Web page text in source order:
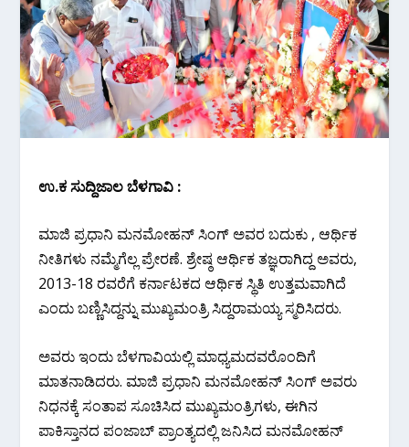
ಉ.ಕ ಸುದ್ದಿಜಾಲ ಬೆಳಗಾವಿ :
ಮಾಜಿ ಪ್ರಧಾನಿ ಮನಮೋಹನ್ ಸಿಂಗ್ ಅವರ ಬದುಕು , ಆರ್ಥಿಕ
ನೀತಿಗಳು ನಮ್ಮೆಗೆಲ್ಲ ಪ್ರೇರಣೆ. ಶ್ರೇಷ್ಠ ಆರ್ಥಿಕ ತಜ್ಞರಾಗಿದ್ದ ಅವರು,
2013-18 ರವರೆಗೆ ಕರ್ನಾಟಕದ ಆರ್ಥಿಕ ಸ್ಥಿತಿ ಉತ್ತಮವಾಗಿದೆ
ಎಂದು ಬಣ್ಣಿಸಿದ್ದನ್ನು ಮುಖ್ಯಮಂತ್ರಿ ಸಿದ್ದರಾಮಯ್ಯ ಸ್ಮರಿಸಿದರು.
ಅವರು ಇಂದು ಬೆಳಗಾವಿಯಲ್ಲಿ ಮಾಧ್ಯಮದವರೊಂದಿಗೆ
ಮಾತನಾಡಿದರು. ಮಾಜಿ ಪ್ರಧಾನಿ ಮನಮೋಹನ್ ಸಿಂಗ್ ಅವರು
ನಿಧನಕ್ಕೆ ಸಂತಾಪ ಸೂಚಿಸಿದ ಮುಖ್ಯಮಂತ್ರಿಗಳು, ಈಗಿನ
ಪಾಕಿಸ್ತಾನದ ಪಂಜಾಬ್ ಪ್ರಾಂತ್ಯದಲ್ಲಿ ಜನಿಸಿದ ಮನಮೋಹನ್